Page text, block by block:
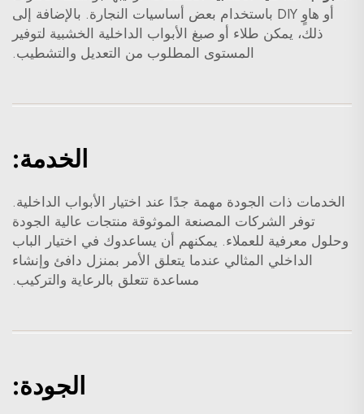
أو هاوٍ DIY باستخدام بعض أساسيات النجارة. بالإضافة إلى
ذلك، يمكن طلاء أو صبغ الأبواب الداخلية الخشبية لتوفير
المستوى المطلوب من التعديل والتشطيب.
الخدمة:
الخدمات ذات الجودة مهمة جدًا عند اختيار الأبواب الداخلية.
توفر الشركات المصنعة الموثوقة منتجات عالية الجودة
وحلول معرفية للعملاء. يمكنهم أن يساعدوك في اختيار الباب
الداخلي المثالي عندما يتعلق الأمر بمنزل دافئ وإنشاء
مساعدة تتعلق بالرعاية والتركيب.
الجودة: